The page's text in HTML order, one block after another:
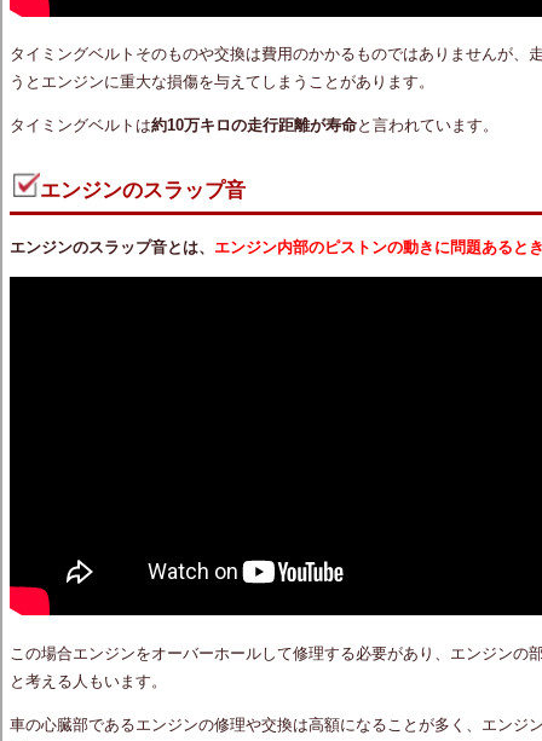
タイミングベルトそのものや交換は費用のかかるものではありませんが、
うとエンジンに重大な損傷を与えてしまうことがあります。
タイミングベルトは約10万キロの走行距離が寿命と言われています。
エンジンのスラップ音
エンジンのスラップ音とは、 エンジン内部のピストンの動きに問題あると
この場合エンジンをオーバーホールして修理する必要があり、エンジンの
と考える人もいます。
車の心臓部であるエンジンの修理や交換は高額になることが多く、エンジ